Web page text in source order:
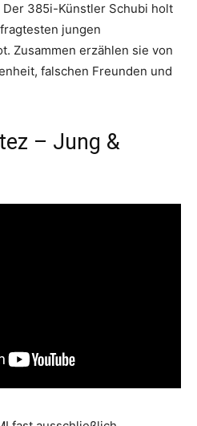
Der 385i-Künstler Schubi holt
jungen
Zusammen erzählen sie von
falschen Freunden und
– Jung &